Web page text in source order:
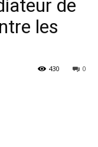
de
les
0
430